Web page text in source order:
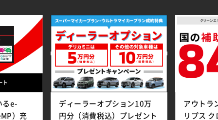
るe-
）充
ディーラーオプション10万
円分（消費税込）プレゼント
アウトラ
リプス